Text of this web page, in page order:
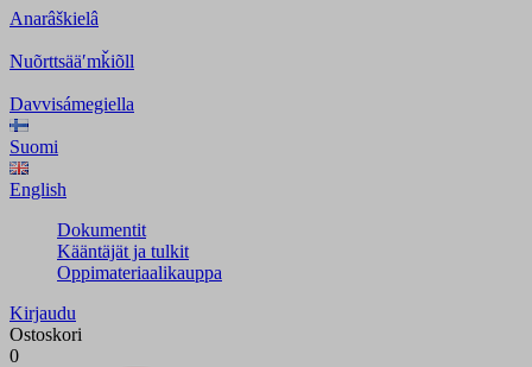
Anarâškielâ
Nuõrttsääʹmǩiõll
Davvisámegiella
Suomi
English
Dokumentit
Kääntäjät ja tulkit
Oppimateriaalikauppa
Kirjaudu
Ostoskori
0